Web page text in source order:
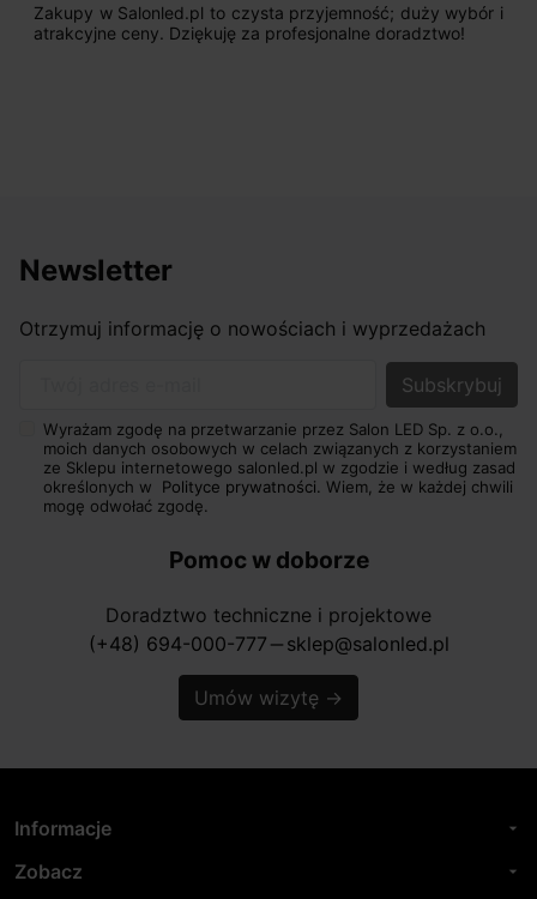
Zakupy w Salonled.pl to czysta przyjemność; duży wybór i
atrakcyjne ceny. Dziękuję za profesjonalne doradztwo!
Newsletter
Otrzymuj informację o nowościach i wyprzedażach
Wyrażam zgodę na przetwarzanie przez Salon LED Sp. z o.o.,
moich danych osobowych w celach związanych z korzystaniem
ze Sklepu internetowego salonled.pl w zgodzie i według zasad
określonych w Polityce prywatności. Wiem, że w każdej chwili
mogę odwołać zgodę.
Pomoc w doborze
Doradztwo techniczne i projektowe
(+48) 694-000-777 horizontal_rule sklep@salonled.pl
Umów wizytę →
Informacje arrow_drop_down
Zobacz arrow_drop_down